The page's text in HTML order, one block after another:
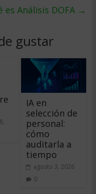
es Análisis DOFA →
gustar
IA en
selección de
personal:
cómo
auditarla a
tiempo
agosto 3, 2026
0